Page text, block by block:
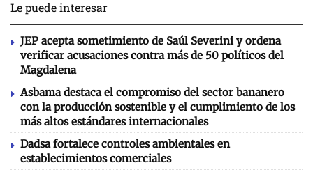
Le puede interesar
JEP acepta sometimiento de Saúl Severini y ordena
verificar acusaciones contra más de 50 políticos del
Magdalena
Asbama destaca el compromiso del sector bananero
con la producción sostenible y el cumplimiento de los
más altos estándares internacionales
Dadsa fortalece controles ambientales en
establecimientos comerciales